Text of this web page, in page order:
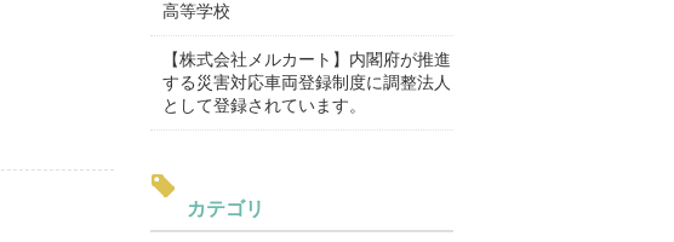
高等学校
【株式会社メルカート】内閣府が推進
する災害対応車両登録制度に調整法人
として登録されています。
カテゴリ